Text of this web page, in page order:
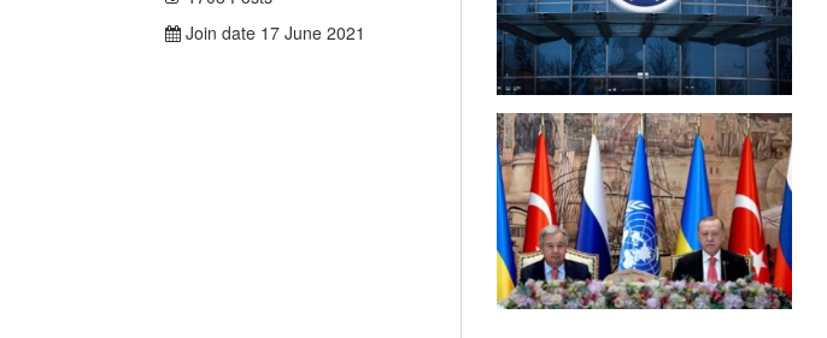
Join date 17 June 2021